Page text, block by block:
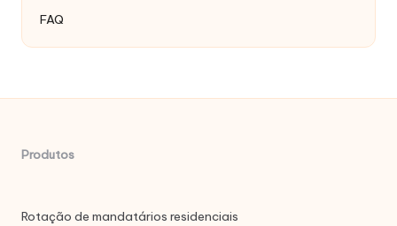
FAQ
Produtos
Rotação de mandatários residenciais